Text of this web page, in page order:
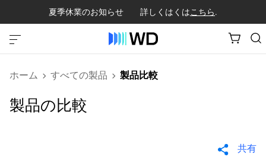
夏季休業のお知らせ 詳しくはくはこちら.
ホーム すべての製品 製品比較
製品の比較
共有